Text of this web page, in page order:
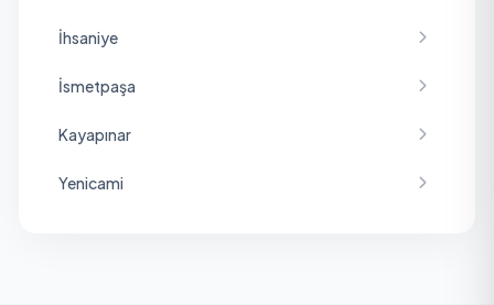
İhsaniye
İsmetpaşa
Kayapınar
Yenicami